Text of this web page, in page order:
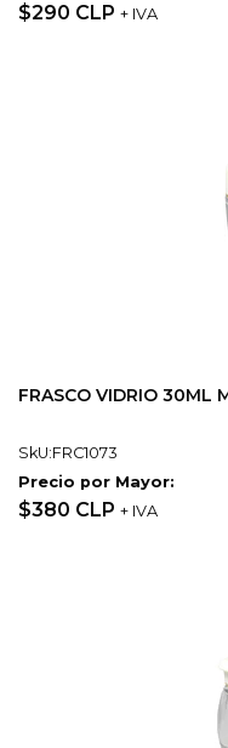
$290 CLP + IVA
FRASCO VIDRIO 30ML
SkU:FRC1073
Precio por Mayor:
$380 CLP + IVA